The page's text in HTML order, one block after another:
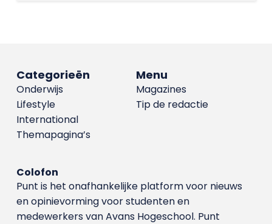
Menu
Magazines
Tip de redactie
Categorieën
Onderwijs
Lifestyle
International
Themapagina’s
Colofon
Punt is het onafhankelijke platform voor nieuws
en opinievorming voor studenten en
medewerkers van Avans Hoge­school. Punt